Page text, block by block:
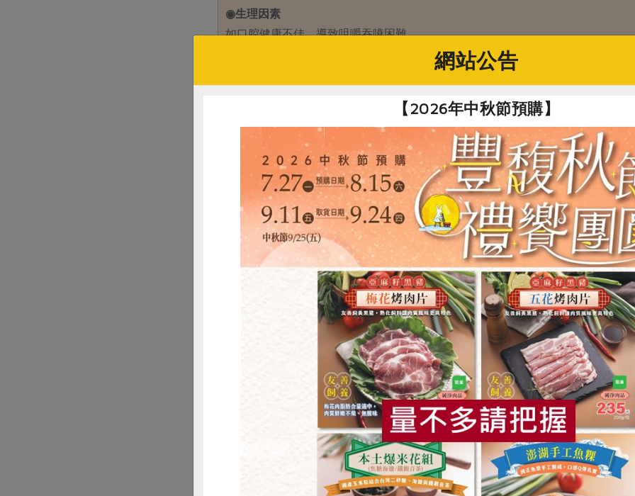
◉生理因素
如口腔健康不佳，導致咀嚼吞嚥困難
如獨居、行動不便，導致無法準備餐食
因此，我們也鼓勵大家養成定期測量體重的習慣，並學會使用營養篩檢工具，觀
視，可以更早發現潛在問題，及早調整飲食與生活方式，預防營養不良，守護健康
Q 營養狀態可以怎麼檢測？
我們會帶領民眾認識迷你營養評估量表（簡表），簡稱MNA-SF。這是目前廣泛用
一個人的營養狀況。量表從六個面向――近三個月食量變化、體重變化、活動力、
指數（BMI）等項目作為計分依據。根據總分，會得到三種結果：
◆ 12分以上：營養狀況正常
◆ 8∼11分：有營養不良風險
點此前往 迷你營養評估量表（簡表）
有興趣的你可以一邊看這篇報導、一邊幫自己／長輩測測看喔！
惜食 RPET 食譜 減硝酸鹽 雞蛋 食安 共同
網站公告
【2026年中秋節預購】